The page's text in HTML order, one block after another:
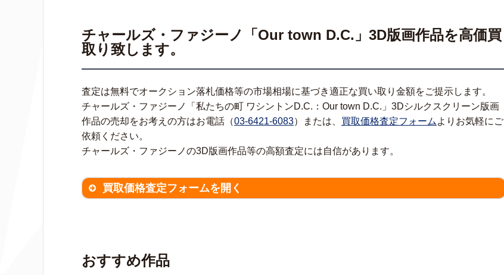
チャールズ・ファジーノ「Our town D.C.」3D版画作品を高価買
取り致します。
査定は無料でオークション落札価格等の市場相場に基づき適正な買い取り金額をご提示します。
チャールズ・ファジーノ「私たちの町 ワシントンD.C.：Our town D.C.」3Dシルクスクリーン版画
作品の売却をお考えの方はお電話（03-6421-6083）または、 買取価格査定フォーム よりお気軽にご
依頼ください。
チャールズ・ファジーノの3D版画作品等の高額査定には自信があります。
買取価格査定フォームを開く
おすすめ作品